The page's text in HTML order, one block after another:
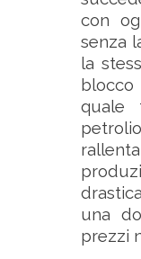
con
senza
la
blocco
quale
una
prezzi